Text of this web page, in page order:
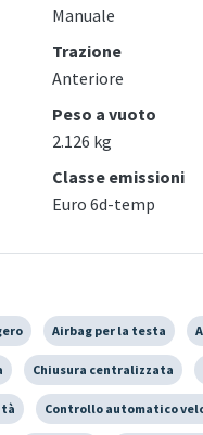
Manuale
Trazione
Anteriore
Peso a vuoto
2.126 kg
Classe emissioni
Euro 6d-temp
Airbag per la testa
Chiusura centralizzata
Controllo automatico